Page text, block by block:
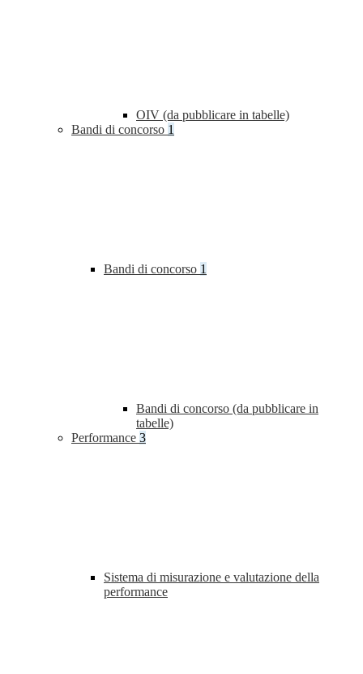
OIV (da pubblicare in tabelle)
Bandi di concorso 1
Bandi di concorso 1
Bandi di concorso (da pubblicare in
tabelle)
Performance 3
Sistema di misurazione e valutazione della
performance